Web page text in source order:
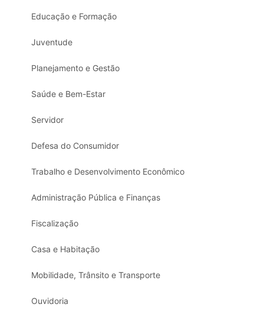
Educação e Formação
Juventude
Planejamento e Gestão
Saúde e Bem-Estar
Servidor
Defesa do Consumidor
Trabalho e Desenvolvimento Econômico
Administração Pública e Finanças
Fiscalização
Casa e Habitação
Mobilidade, Trânsito e Transporte
Ouvidoria